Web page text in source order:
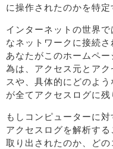
に操作されたのかを特定
インターネットの世界
なネットワークに接続さ
あなたがこのホームペ
為は、アクセス元とア
スや、具体的にどのよ
が全てアクセスログに残
もしコンピューターに
アクセスログを解析す
取り出されたのか、ど